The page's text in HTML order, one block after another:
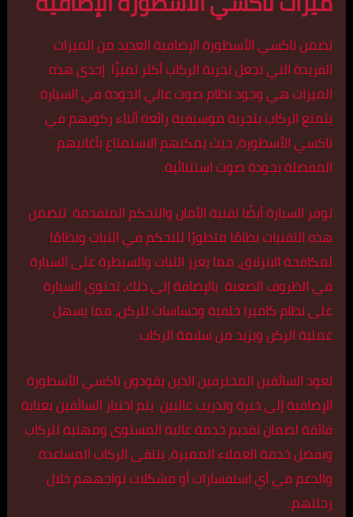
تضمن تاكسي الأسطورة الإضافية العديد من الميزات
الفريدة التي تجعل تجربة الركاب أكثر تميزًا. إحدى هذه
الميزات هي وجود نظام صوت عالي الجودة في السيارة.
يتمتع الركاب بتجربة موسيقية رائعة أثناء ركوبهم في
تاكسي الأسطورة، حيث يمكنهم الاستمتاع بأغانيهم
المفضلة بجودة صوت استثنائية.
توفر السيارة أيضًا تقنية الأمان والتحكم المتقدمة. تتضمن
هذه التقنيات نظامًا متطورًا للتحكم في الثبات ونظامًا
لمكافحة الانزلاق، مما يعزز الثبات والسيطرة على السيارة
في الظروف الصعبة. بالإضافة إلى ذلك، تحتوي السيارة
على نظام كاميرا خلفية وحساسات للركن، مما يسهل
عملية الركن ويزيد من سلامة الركاب.
تعود السائقين المحترفين الذين يقودون تاكسي الأسطورة
الإضافية إلى خبرة وتدريب عاليين. يتم اختيار السائقين بعناية
فائقة لضمان تقديم خدمة عالية المستوى ومهنية للركاب.
وبفضل خدمة العملاء المميزة، يتلقى الركاب المساعدة
والدعم في أي استفسارات أو مشكلات تواجههم خلال
رحلتهم.